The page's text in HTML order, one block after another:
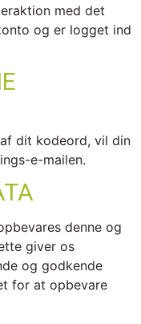
med det
og er logget ind
dit kodeord, vil din
e-mailen.
denne og
giver os
og godkende
for at opbevare